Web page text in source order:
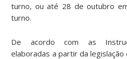
turno, ou até 28 de outubro
turno.
De acordo com as
elaboradas a partir da